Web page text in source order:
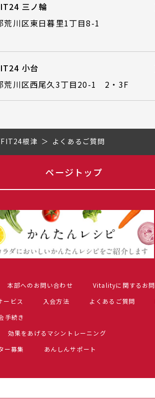
三ノ輪
荒川区東日暮里1丁目8-1
小台
荒川区西尾久3丁目20-1 2・3F
根津 よくあるご質問
ページトップ
本部へのお問い合わせ
Vitalityに関するお
ービス 入会方法 よくあるご質問
手続き
効果をあげるマシントレーニング
ー募集 あんしんサポート